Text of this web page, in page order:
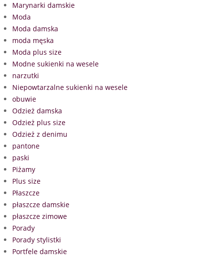
Marynarki damskie
Moda
Moda damska
moda męska
Moda plus size
Modne sukienki na wesele
narzutki
Niepowtarzalne sukienki na wesele
obuwie
Odzież damska
Odzież plus size
Odzież z denimu
pantone
paski
Piżamy
Plus size
Płaszcze
płaszcze damskie
płaszcze zimowe
Porady
Porady stylistki
Portfele damskie